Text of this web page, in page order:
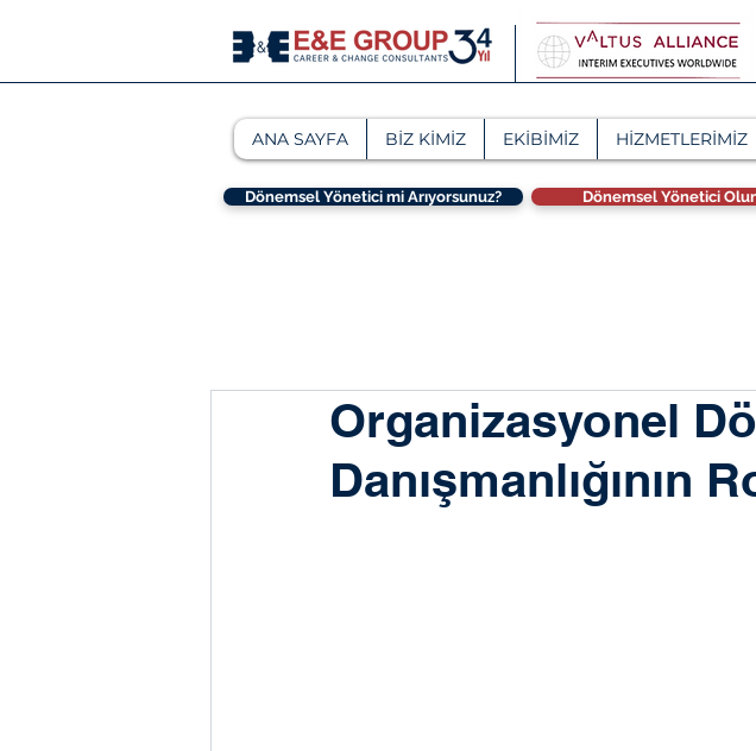
ANA SAYFA BİZ KİMİZ EKİBİMİZ HİZMETLERİMİZ
Dönemsel Yönetici mi Arıyorsunuz? Dönemsel Yönetici
Organizasyonel
Danışmanlığının